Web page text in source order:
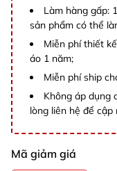
Làm hàng gấp:
sản phẩm có thể
Miễn phí thiết
áo 1 năm;
Miễn phí ship
Không áp dụng
lòng liên hệ để cập
Mã giảm giá